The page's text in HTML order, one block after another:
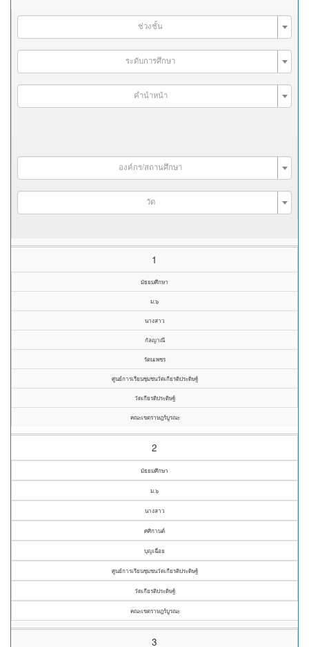
ช่วงชั้น
ระดับการศึกษา
คำนำหน้า
องค์กร/สถานศึกษา
วัด
1
มัธยมศึกษา
ม.๖
นางสาว
กัลญาณี
รัตนเพชร
ศูนย์การเรียนชุมชนวัดเกียรติประดิษฐ์
วัดเกียรติประดิษฐ์
คณะเขตราษฎร์บูรณะ
2
มัธยมศึกษา
ม.๖
นางสาว
ศศิกานต์
บุญเฉื่อย
ศูนย์การเรียนชุมชนวัดเกียรติประดิษฐ์
วัดเกียรติประดิษฐ์
คณะเขตราษฎร์บูรณะ
3